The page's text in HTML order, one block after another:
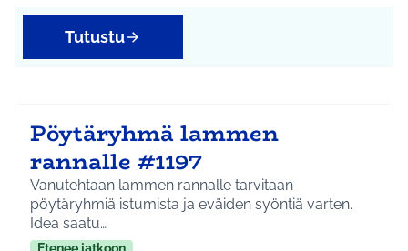
Tutustu
Pöytäryhmä lammen
rannalle #1197
Vanutehtaan lammen rannalle tarvitaan
pöytäryhmiä istumista ja eväiden syöntiä varten.
Idea saatu…